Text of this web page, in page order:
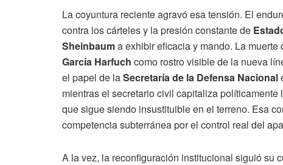
La coyuntura reciente agravó esa tensión. El
contra los cárteles y la presión constante de
Sheinbauma exhibir eficacia y mando. La muerte
García Harfuch como rostro visible de la nueva
el papel de laSecretaría de la Defensa Nacional
mientras el secretario civil capitaliza
que sigue siendo insustituible en el terreno. Esa
competencia subterránea por el control real del
A la vez, la reconfiguración institucional siguió su